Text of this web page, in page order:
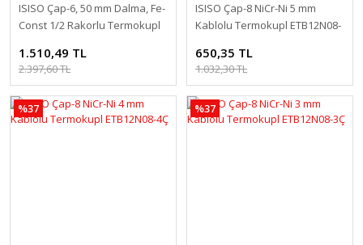
ISISO Çap-6, 50 mm Dalma, Fe-
Const 1/2 Rakorlu Termokupl
1.510,49 TL
2.397,60 TL
ISISO Çap-8 NiCr-Ni 5 mm
Kablolu Termokupl ETB12N08-
650,35 TL
1.032,30 TL
%37 %37